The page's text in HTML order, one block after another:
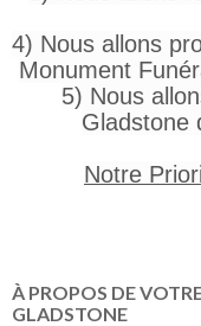
4) Nous allons
Monument
5) Nous
Gladstone
Notre
À PROPOS DE
GLADSTONE